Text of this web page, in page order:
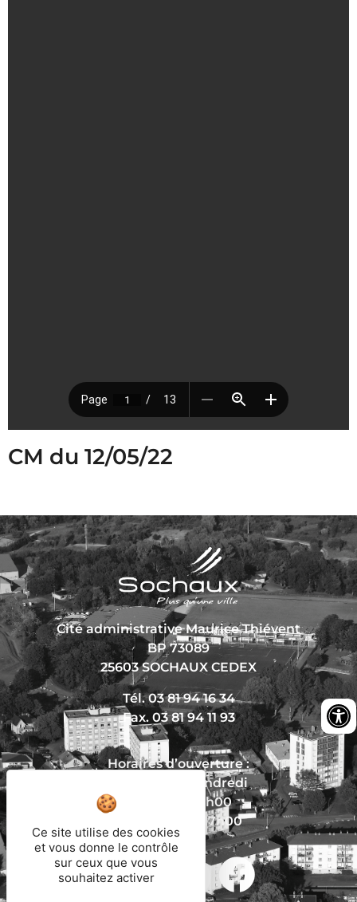
CM du 12/05/22
Cité administrative Maurice Thiévent
BP 73089
25603 SOCHAUX CEDEX
Tél. 03 81 94 16 34
Fax. 03 81 94 11 93
Horaires d’ouverture :
Du lundi au vendredi
De 8h30 à 12h00
Et de 13h30 à 17h00
Nous écrire
Ce site utilise des cookies
et vous donne le contrôle
sur ceux que vous
souhaitez activer